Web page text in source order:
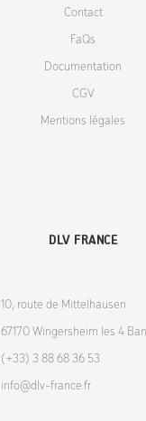
Contact
FaQs
Documentation
CGV
Mentions légales
DLV FRANCE
10, route de Mittelhausen
67170 Wingersheim les 4
(+33) 3 88 68 36 53
info@dlv-france.fr